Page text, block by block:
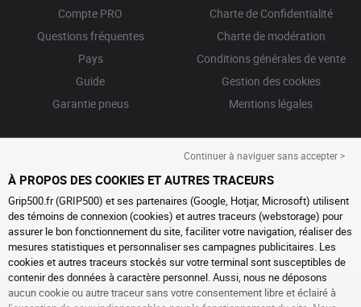
Compte PRO
Questions fréquentes
Pays
Guide
Garantie pneus
Charte de Confidentialité
Charte de modération
Conditions générales de vente
Gestion des cookies
Mentions légales
Continuer à naviguer sans accepter >
À PROPOS DES COOKIES ET AUTRES TRACEURS
Grip500.fr (GRIP500) et ses partenaires (Google, Hotjar, Microsoft) utilisent
des témoins de connexion (cookies) et autres traceurs (webstorage) pour
assurer le bon fonctionnement du site, faciliter votre navigation, réaliser des
mesures statistiques et personnaliser ses campagnes publicitaires. Les
cookies et autres traceurs stockés sur votre terminal sont susceptibles de
contenir des données à caractère personnel. Aussi, nous ne déposons
aucun cookie ou autre traceur sans votre consentement libre et éclairé à